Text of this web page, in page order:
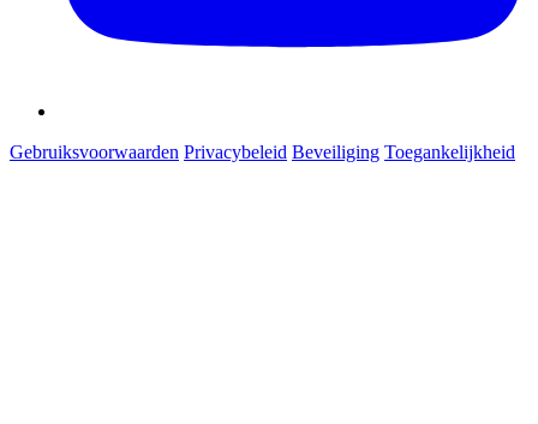
Gebruiksvoorwaarden Privacybeleid Beveiliging Toegankelijkheid